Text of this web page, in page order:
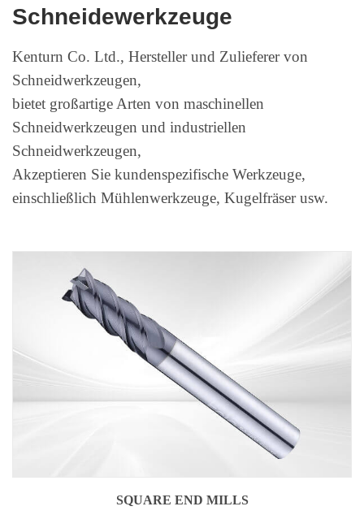
Schneidewerkzeuge
Kenturn Co. Ltd., Hersteller und Zulieferer von
Schneidwerkzeugen,
bietet großartige Arten von maschinellen
Schneidwerkzeugen und industriellen
Schneidwerkzeugen,
Akzeptieren Sie kundenspezifische Werkzeuge,
einschließlich Mühlenwerkzeuge, Kugelfräser usw.
SQUARE END MILLS